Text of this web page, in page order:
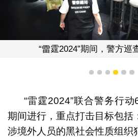
“雷霆2024”期间，警方巡
1 2 3 4 5 6
“雷霆2024”联合警务行
期间进行，重点打击目标包括
涉境外人员的黑社会性质组织